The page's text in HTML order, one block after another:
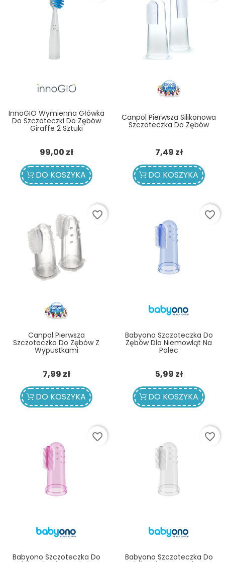
InnoGIO Wymienna Główka
Do Szczoteczki Do Zębów
Giraffe 2 Sztuki
99,00 złCena
DO KOSZYKA
Canpol Pierwsza Silikonowa
Szczoteczka Do Zębów
7,49 złCena
DO KOSZYKA
Canpol Pierwsza
Szczoteczka Do Zębów Z
Wypustkami
7,99 złCena
DO KOSZYKA
favorite_border
Babyono Szczoteczka Do
Zębów Dla Niemowląt Na
Palec
5,99 złCena
DO KOSZYKA
favorite_border
Babyono Szczoteczka Do
favorite_border
Babyono Szczoteczka Do
favorite_border